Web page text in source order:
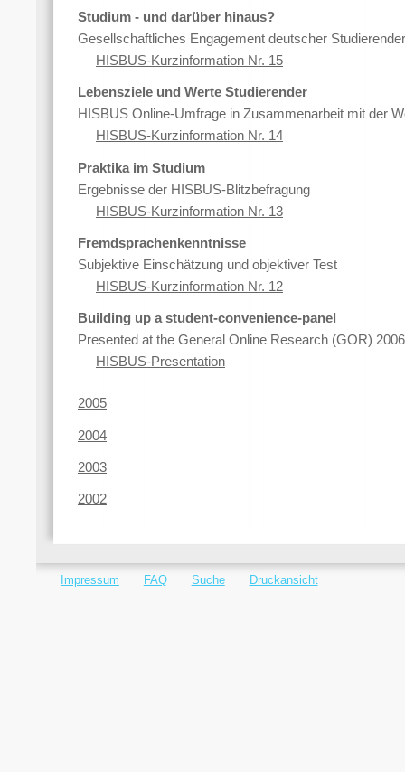
Studium - und darüber hinaus?
Gesellschaftliches Engagement deutscher Studierender
HISBUS-Kurzinformation Nr. 15
Lebensziele und Werte Studierender
HISBUS Online‐Umfrage in Zusammenarbeit mit der
HISBUS-Kurzinformation Nr. 14
Praktika im Studium
Ergebnisse der HISBUS-Blitzbefragung
HISBUS-Kurzinformation Nr. 13
Fremdsprachenkenntnisse
Subjektive Einschätzung und objektiver Test
HISBUS-Kurzinformation Nr. 12
Building up a student-convenience-panel
Presented at the General Online Research (GOR) 2006
HISBUS-Presentation
2005
2004
2003
2002
Impressum FAQ Suche Druckansicht